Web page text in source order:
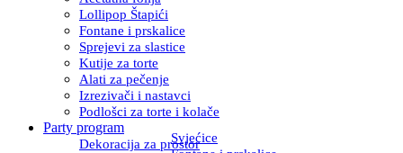
Lollipop Štapići
Fontane i prskalice
Sprejevi za slastice
Kutije za torte
Alati za pečenje
Izrezivači i nastavci
Podlošci za torte i kolače
Party program
Dekoracija za prostor
Svjećice